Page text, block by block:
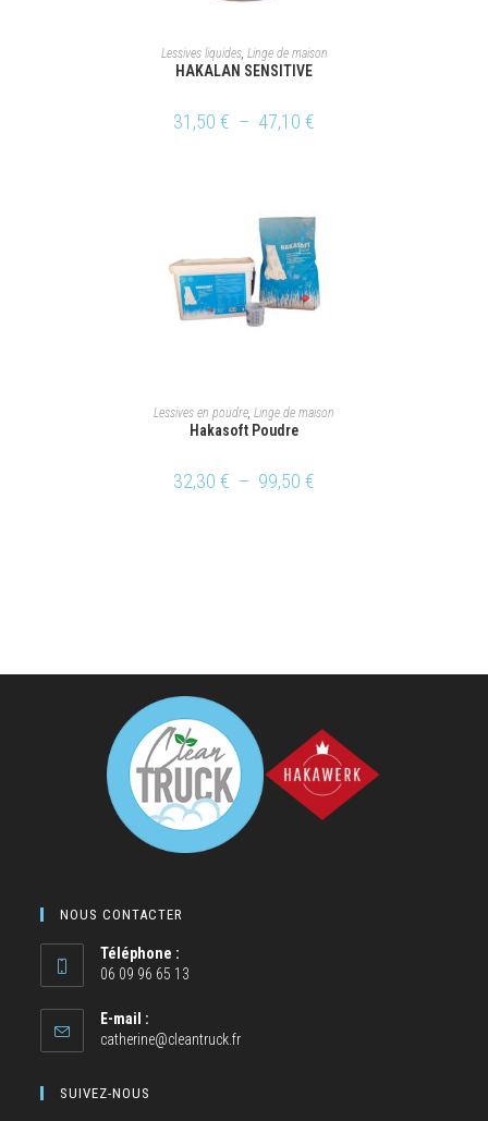
CHOIX DES OPTIONS
Lessives liquides, Linge de maison
HAKALAN SENSITIVE
31,50 € – 47,10 €
CHOIX DES OPTIONS
Lessives en poudre, Linge de maison
Hakasoft Poudre
32,30 € – 99,50 €
NOUS CONTACTER
Téléphone :
06 09 96 65 13
E-mail :
catherine@cleantruck.fr
SUIVEZ-NOUS